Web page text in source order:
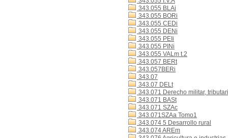
343.055 BLAi
343.055 BORi
343.055 CEDi
343.055 DENi
343.055 PEIi
343.055 PINi
343.055 VALm t.2
343.057 BERt
343.057BERi
343.07
343.07 DELt
343.071 Derecho militar,
343.071 BASt
343.071 SZAc
343.071SZAa Tomo1
343.074 5 Desarrollo rural
343.074 AREm